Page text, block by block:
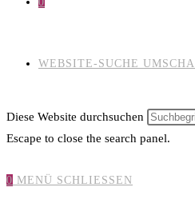
WEBSITE-SUCHE
Diese Website durchsuchen
Escape to close the search panel.
0 MENÜ SCHLIESSEN